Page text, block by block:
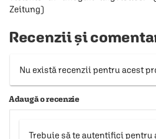
Zeitung)
Recenzii și
Nu există recenzii pentru acest
Adaugă o recenzie
Trebuie să te autentifici pentru